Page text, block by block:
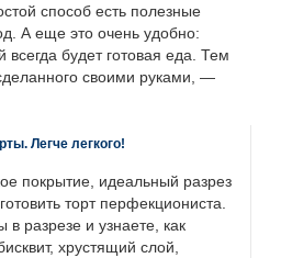
способ есть полезные
А еще это очень удобно:
всегда будет готовая еда. Тем
своими руками, —
Легче легкого!
покрытие, идеальный разрез
торт перфекциониста.
разрезе и узнаете, как
хрустящий слой,